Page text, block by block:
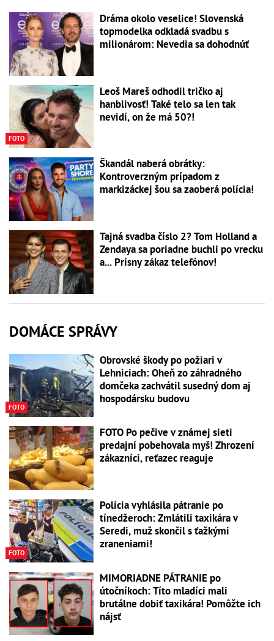
Dráma okolo veselice! Slovenská
topmodelka odkladá svadbu s
milionárom: Nevedia sa dohodnúť
FOTO
Leoš Mareš odhodil tričko aj
hanblivosť! Také telo sa len tak
nevidí, on že má 50?!
Škandál naberá obrátky:
Kontroverzným prípadom z
markizáckej šou sa zaoberá polícia!
Tajná svadba číslo 2? Tom Holland a
Zendaya sa poriadne buchli po vrecku
a... Prísny zákaz telefónov!
DOMÁCE SPRÁVY
FOTO
Obrovské škody po požiari v
Lehniciach: Oheň zo záhradného
domčeka zachvátil susedný dom aj
hospodársku budovu
FOTO Po pečive v známej sieti
predajní pobehovala myš! Zhrození
zákazníci, reťazec reaguje
FOTO
Polícia vyhlásila pátranie po
tínedžeroch: Zmlátili taxikára v
Seredi, muž skončil s ťažkými
zraneniami!
MIMORIADNE PÁTRANIE po
útočníkoch: Títo mladíci mali
brutálne dobiť taxikára! Pomôžte ich
nájsť